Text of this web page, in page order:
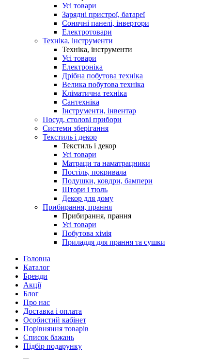
Усі товари
Зарядні пристрої, батареї
Сонячні панелі, інвертори
Електротовари
Техніка, інструменти
Техніка, інструменти
Усі товари
Електроніка
Дрібна побутова техніка
Велика побутова техніка
Кліматична техніка
Сантехніка
Інструменти, інвентар
Посуд, столові прибори
Системи зберігання
Текстиль і декор
Текстиль і декор
Усі товари
Матраци та наматрацники
Постіль, покривала
Подушки, ковдри, бампери
Штори і тюль
Декор для дому
Прибирання, прання
Прибирання, прання
Усі товари
Побутова хімія
Приладдя для прання та сушки
Головна
Каталог
Бренди
Акції
Блог
Про нас
Доставка і оплата
Особистий кабінет
Порівняння товарів
Список бажань
Підбір подарунку